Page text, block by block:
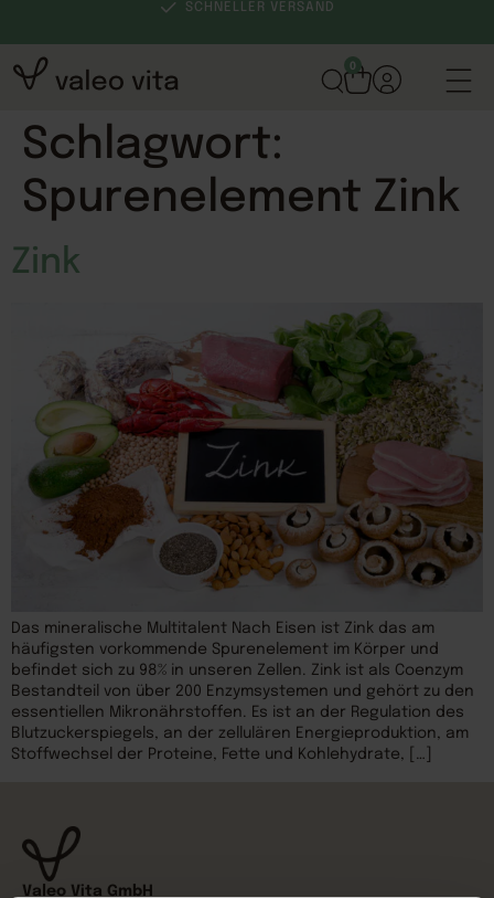
SCHNELLER VERSAND
0
Schlagwort:
Spurenelement Zink
Zink
Das mineralische Multitalent Nach Eisen ist Zink das am
häufigsten vorkommende Spurenelement im Körper und
befindet sich zu 98% in unseren Zellen. Zink ist als Coenzym
Bestandteil von über 200 Enzymsystemen und gehört zu den
essentiellen Mikronährstoffen. Es ist an der Regulation des
Blutzuckerspiegels, an der zellulären Energieproduktion, am
Stoffwechsel der Proteine, Fette und Kohlehydrate, […]
Valeo Vita GmbH